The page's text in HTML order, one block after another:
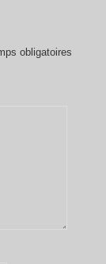
obligatoires